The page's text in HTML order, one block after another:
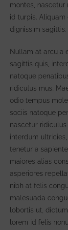
montes,
id turpis.
dignissim sagittis.
Nullam at arcu a
sagittis quis,
natoque
ridiculus mus.
odio tempus
sociis natoque
nascetur
interdum
tenetur a
maiores alias
asperiores
nibh at felis
malesuada
lobortis ut,
lorem id felis